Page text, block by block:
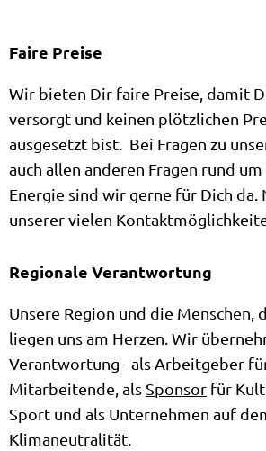
Faire Preise
Wir bieten Dir faire Preise, damit
versorgt und keinen plötzlichen
ausgesetzt bist. Bei Fragen zu
auch allen anderen Fragen rund um
Energie sind wir gerne für Dich da.
unserer vielen
Regionale Verantwortung
Unsere Region und die Menschen,
liegen uns am Herzen. Wir
Verantwortung - als Arbeitgeber
Mitarbeitende, als Sponsor für
Sport und als Unternehmen auf
Klimaneutralität.